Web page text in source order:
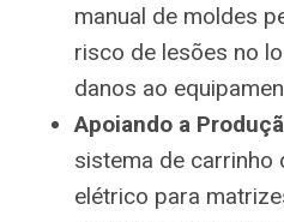
manual de moldes
risco de lesões no
danos ao
Apoiando a
sistema de carrinho
elétrico para